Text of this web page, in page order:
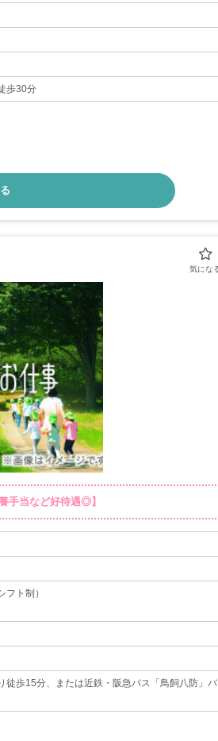
歩30分
手当など好待遇◎】
ト制）
）
績あり）
徒歩15分、または近鉄・阪急バス「鳥飼八防」バ